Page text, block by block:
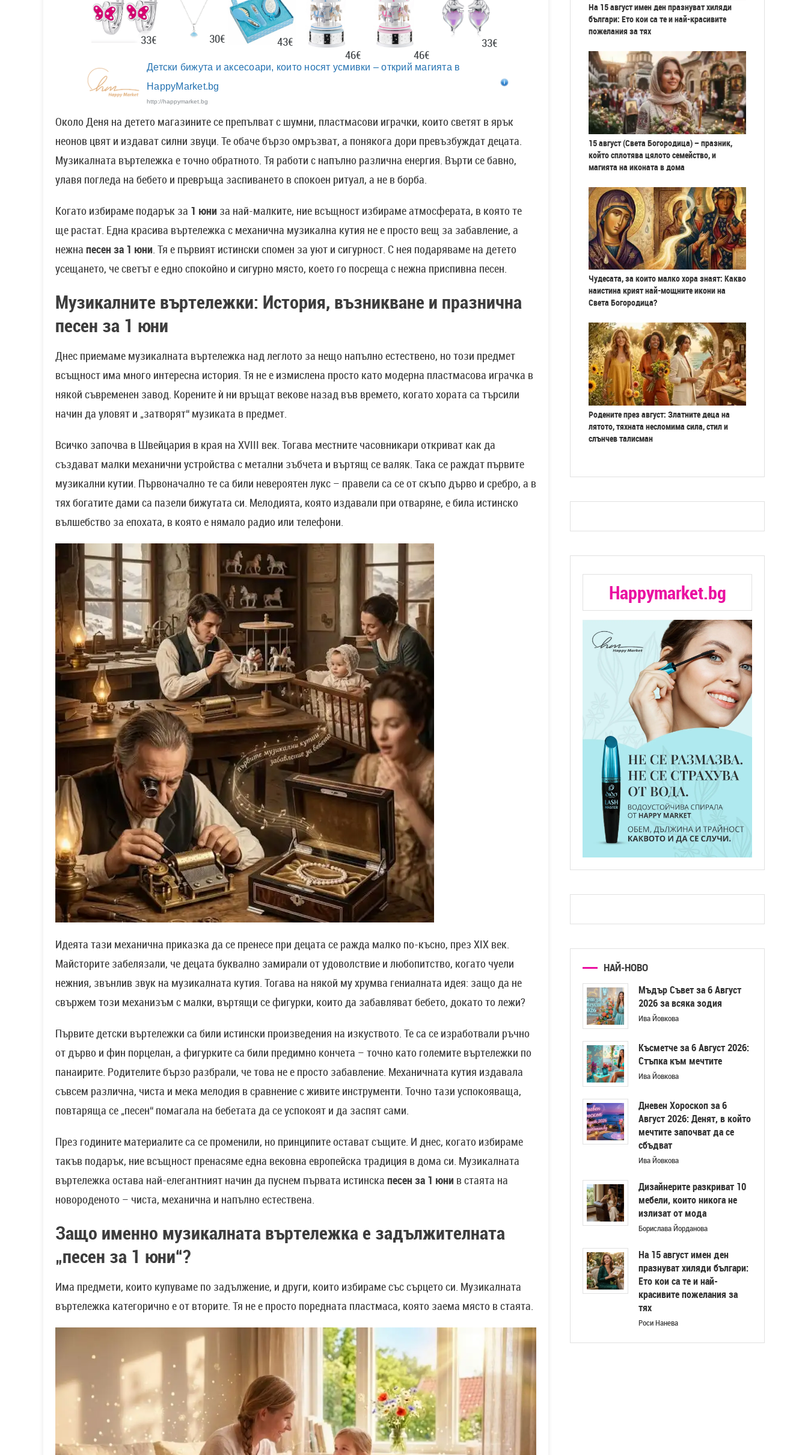
33€ 30€
43€
46€
46€
33€
Детски бижута и аксесоари, които носят усмивки – открий магията в
HappyMarket.bg
http://happymarket.bg
Около Деня на детето магазините се препълват с шумни, пластмасови играчки, които светят в ярък
неонов цвят и издават силни звуци. Те обаче бързо омръзват, а понякога дори превъзбуждат децата.
Музикалната въртележка е точно обратното. Тя работи с напълно различна енергия. Върти се бавно,
улавя погледа на бебето и превръща заспиването в спокоен ритуал, а не в борба.
Когато избираме подарък за 1 юни за най-малките, ние всъщност избираме атмосферата, в която те
ще растат. Една красива въртележка с механична музикална кутия не е просто вещ за забавление, а
нежна песен за 1 юни. Тя е първият истински спомен за уют и сигурност. С нея подаряваме на детето
усещането, че светът е едно спокойно и сигурно място, което го посреща с нежна приспивна песен.
Музикалните въртележки: История, възникване и празнична
песен за 1 юни
Днес приемаме музикалната въртележка над леглото за нещо напълно естествено, но този предмет
всъщност има много интересна история. Тя не е измислена просто като модерна пластмасова играчка в
някой съвременен завод. Корените ѝ ни връщат векове назад във времето, когато хората са търсили
начин да уловят и „затворят“ музиката в предмет.
Всичко започва в Швейцария в края на XVIII век. Тогава местните часовникари откриват как да
създават малки механични устройства с метални зъбчета и въртящ се валяк. Така се раждат първите
музикални кутии. Първоначално те са били невероятен лукс – правели са се от скъпо дърво и сребро, а в
тях богатите дами са пазели бижутата си. Мелодията, която издавали при отваряне, е била истинско
вълшебство за епохата, в която е нямало радио или телефони.
Идеята тази механична приказка да се пренесе при децата се ражда малко по-късно, през XIX век.
Майсторите забелязали, че децата буквално замирали от удоволствие и любопитство, когато чуели
нежния, звънлив звук на музикалната кутия. Тогава на някой му хрумва гениалната идея: защо да не
свържем този механизъм с малки, въртящи се фигурки, които да забавляват бебето, докато то лежи?
Първите детски въртележки са били истински произведения на изкуството. Те са се изработвали ръчно
от дърво и фин порцелан, а фигурките са били предимно кончета – точно като големите въртележки по
панаирите. Родителите бързо разбрали, че това не е просто забавление. Механичната кутия издавала
съвсем различна, чиста и мека мелодия в сравнение с живите инструменти. Точно тази успокояваща,
повтаряща се „песен“ помагала на бебетата да се успокоят и да заспят сами.
През годините материалите са се променили, но принципите остават същите. И днес, когато избираме
такъв подарък, ние всъщност пренасяме една вековна европейска традиция в дома си. Музикалната
въртележка остава най-елегантният начин да пуснем първата истинска песен за 1 юни в стаята на
новороденото – чиста, механична и напълно естествена.
Защо именно музикалната въртележка е задължителната
„песен за 1 юни“?
Има предмети, които купуваме по задължение, и други, които избираме със сърцето си. Музикалната
въртележка категорично е от вторите. Тя не е просто поредната пластмаса, която заема място в стаята.
На 15 август имен ден празнуват хиляди
българи: Ето кои са те и най-красивите
пожелания за тях
15 август (Света Богородица) – празник,
който сплотява цялото семейство, и
магията на иконата в дома
Чудесата, за които малко хора знаят: Какво
наистина крият най-мощните икони на
Света Богородица?
Родените през август: Златните деца на
лятото, тяхната несломима сила, стил и
слънчев талисман
Happymarket.bg
НАЙ-НОВО
Мъдър Съвет за 6 Август
2026 за всяка зодия
Ива Йовкова
Късметче за 6 Август 2026:
Стъпка към мечтите
Ива Йовкова
Дневен Хороскоп за 6
Август 2026: Денят, в който
мечтите започват да се
сбъдват
Ива Йовкова
Дизайнерите разкриват 10
мебели, които никога не
излизат от мода
Борислава Йорданова
На 15 август имен ден
празнуват хиляди българи:
Ето кои са те и най-
красивите пожелания за
тях
Роси Нанева